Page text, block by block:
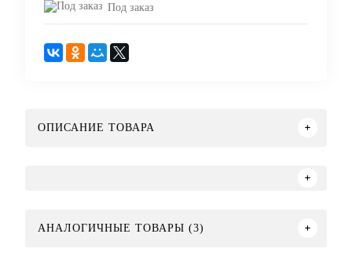
Под заказ
ОПИСАНИЕ ТОВАРА
АНАЛОГИЧНЫЕ ТОВАРЫ (3)